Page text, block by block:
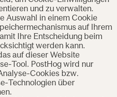
und zu verwalten.
Auswahl in einem Cookie
auf Ihrem
Ihre Entscheidung beim
werden kann.
auf dieser Website
Tool. PostHog wird nur
Cookies bzw.
Technologien über